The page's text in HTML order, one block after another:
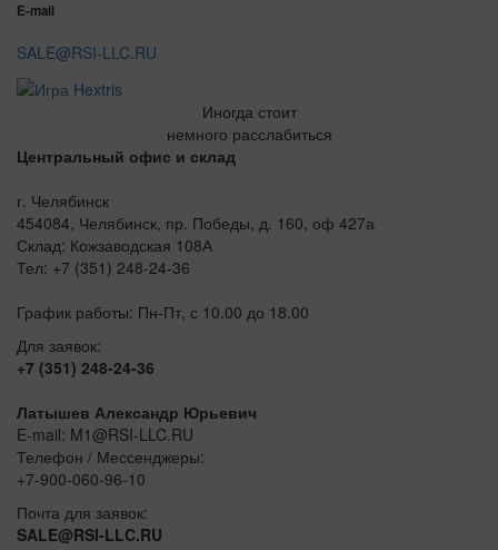
E-mail
SALE@RSI-LLC.RU
Иногда стоит
немного расслабиться
Центральный офис и склад
г. Челябинск
454084, Челябинск, пр. Победы, д. 160, оф 427а
Склад: Кожзаводская 108А
Тел: +7 (351) 248-24-36
График работы: Пн-Пт, с 10.00 до 18.00
Для заявок:
+7 (351) 248-24-36
Латышев Александр Юрьевич
E-mail: M1@RSI-LLC.RU
Телефон / Мессенджеры:
+7-900-060-96-10
Почта для заявок:
SALE@RSI-LLC.RU